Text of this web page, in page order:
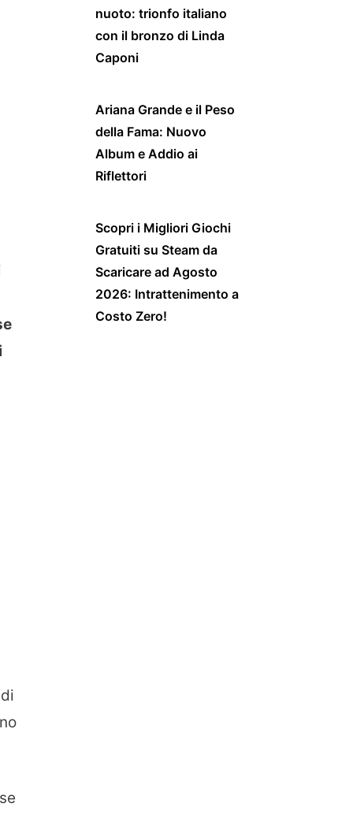
nuoto: trionfo italiano
con il bronzo di Linda
Caponi
Ariana Grande e il Peso
della Fama: Nuovo
Album e Addio ai
Riflettori
Scopri i Migliori Giochi
Gratuiti su Steam da
Scaricare ad Agosto
2026: Intrattenimento a
Costo Zero!